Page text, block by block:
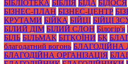
БІБЛІОТЕКА БІБЛІЯ БІДА БІДОСЯ
БІЗНЕС-ПЛАН БІЗНЕС-ЦЕНТР
КРУТАМИ БІЙКА БІЙЦІ БІЙЦІ
БІЛИЙ ДІМ БІЛИЙ СЛОН Білогір'я
БІЛЬ БІЛЬМАК БІТКОЇНИ БК
благодатний вогонь
БЛАГОДІЙНА ОРГАНІЗАЦІЯ